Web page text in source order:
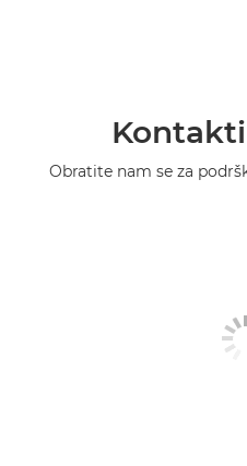
Obratite nam se za